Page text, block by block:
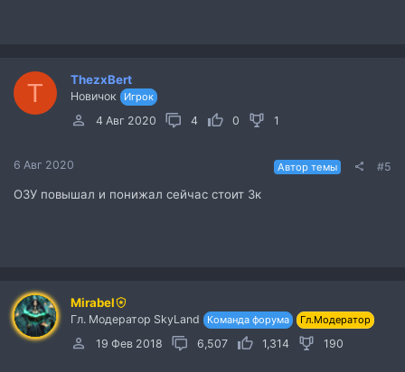
T ThezxBert
Новичок Игрок
4 Авг 2020 4 0 1
6 Авг 2020 Автор темы #5
ОЗУ повышал и понижал сейчас стоит 3к
Mirabel
Гл. Модератор SkyLand Команда форума Гл.Модератор
19 Фев 2018 6,507 1,314 190